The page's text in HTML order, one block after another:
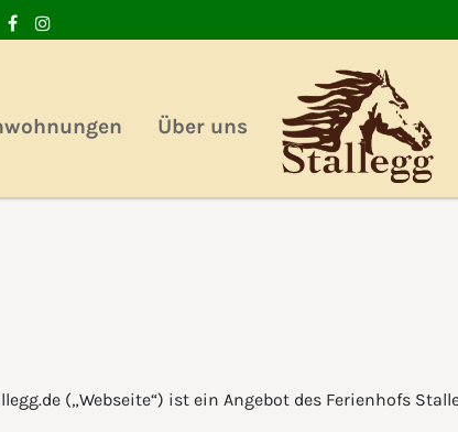
Über uns
(„Webseite“) ist ein Angebot des Ferienhofs